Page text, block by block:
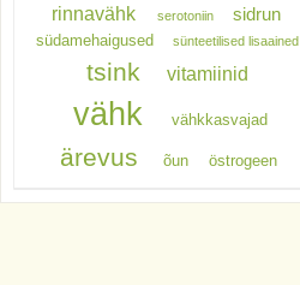
rinnavähk serotoniin sidrun
südamehaigused sünteetilised lisaained
tsink vitamiinid
vähk vähkkasvajad
ärevus õun östrogeen